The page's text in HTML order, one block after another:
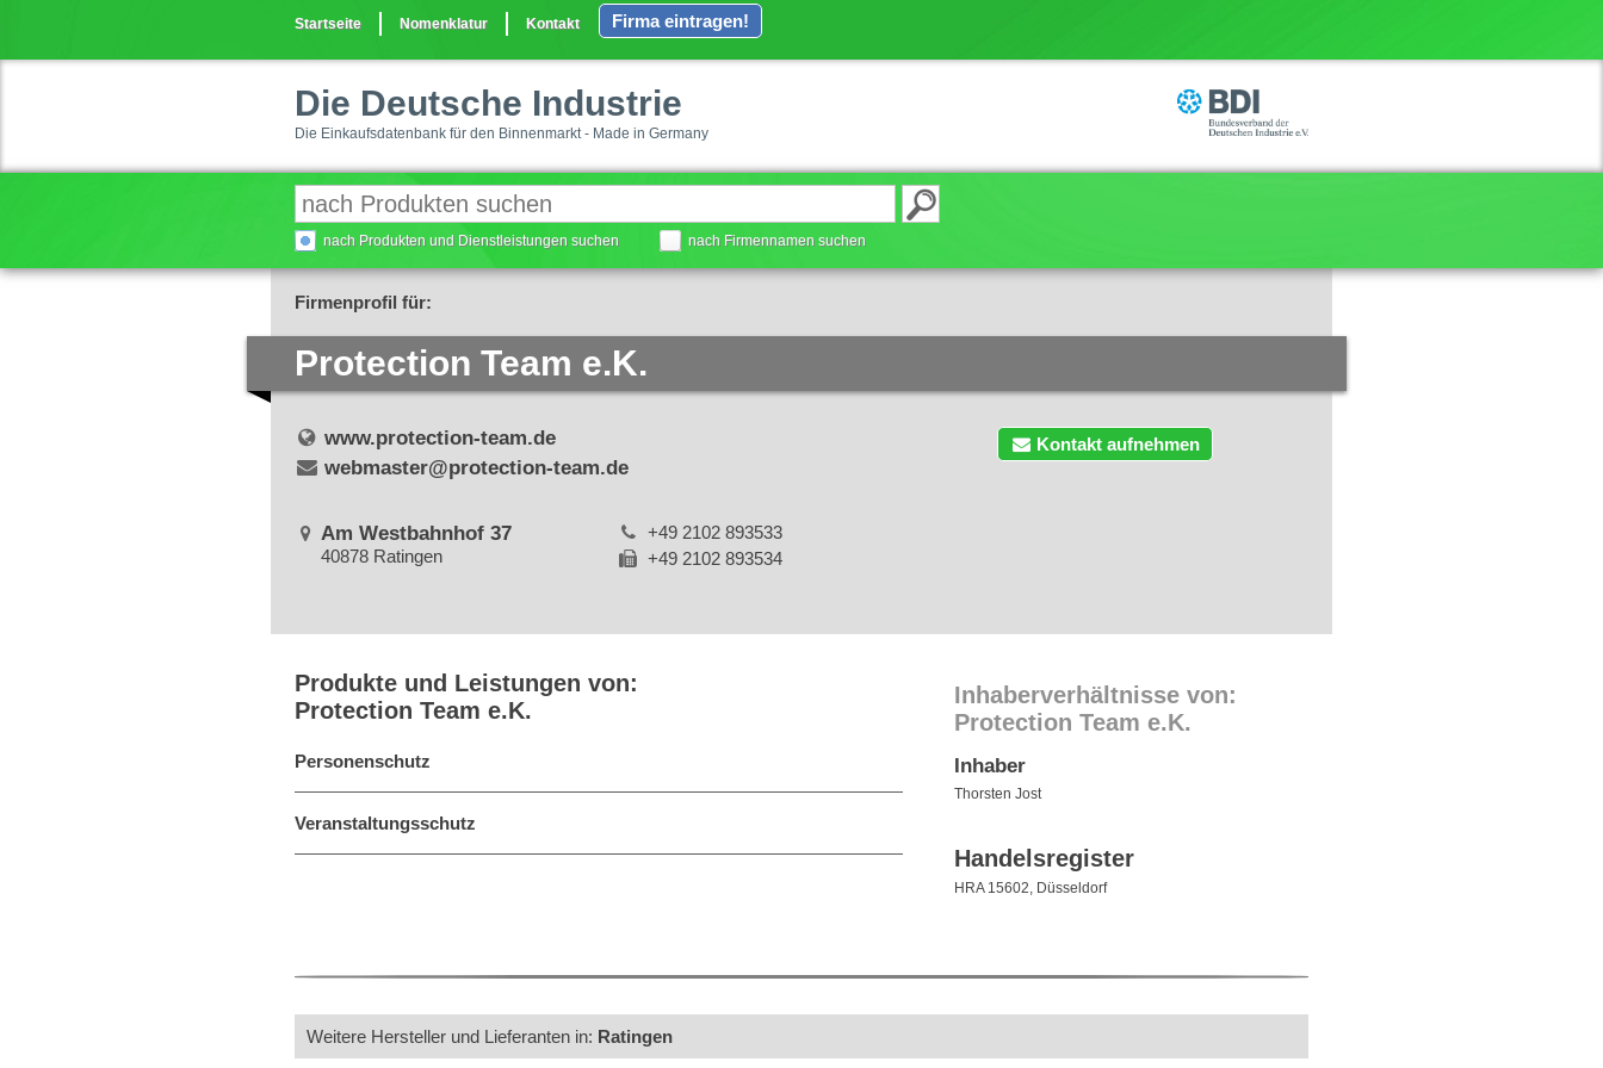
Startseite Nomenklatur Kontakt Firma eintragen!
Die Deutsche Industrie
Die Einkaufsdatenbank für den Binnenmarkt - Made in Germany
nach Produkten und Dienstleistungen suchen nach Firmennamen suchen
Firmenprofil für:
Protection Team e.K.
Kontakt aufnehmen
www.protection-team.de
webmaster@protection-team.de
Am Westbahnhof 37
40878 Ratingen
+49 2102 893533
+49 2102 893534
Produkte und Leistungen von:
Protection Team e.K.
Personenschutz
Veranstaltungsschutz
Inhaberverhältnisse von:
Protection Team e.K.
Inhaber
Thorsten Jost
Handelsregister
HRA 15602, Düsseldorf
Weitere Hersteller und Lieferanten in: Ratingen